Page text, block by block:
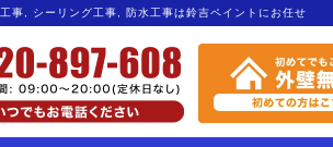
事, シーリング工事, 防水工事は鈴吉ペイントにお任せ